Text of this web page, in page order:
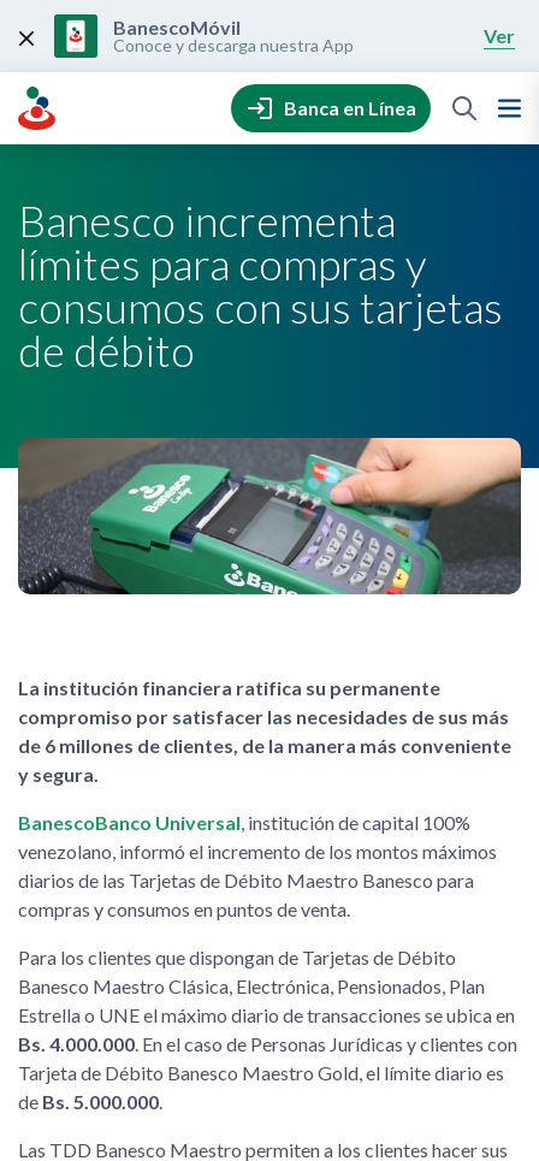
content
BanescoMóvil
Conoce y descarga nuestra App Ver
Banca en Línea
Banesco incrementa
límites para compras y
consumos con sus tarjetas
de débito
La institución financiera ratifica su permanente
compromiso por satisfacer las necesidades de sus más
de 6 millones de clientes, de la manera más conveniente
y segura.
BanescoBanco Universal , institución de capital 100%
venezolano, informó el incremento de los montos máximos
diarios de las Tarjetas de Débito Maestro Banesco para
compras y consumos en puntos de venta.
Para los clientes que dispongan de Tarjetas de Débito
Banesco Maestro Clásica, Electrónica, Pensionados, Plan
Estrella o UNE el máximo diario de transacciones se ubica en
Bs. 4.000.000 . En el caso de Personas Jurídicas y clientes con
Tarjeta de Débito Banesco Maestro Gold, el límite diario es
de Bs. 5.000.000
Las TDD Banesco Maestro permiten a los clientes hacer sus